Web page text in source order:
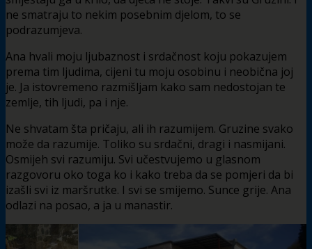
ne smatraju to nekim posebnim djelom, to se
podrazumjeva.
Ana hvali moju ljubaznost i srdačnost koju pokazujem
prema tim ljudima, cijeni tu moju osobinu i neobična joj
je. Ja istovremeno razmišljam kako sam nedostojan te
zemlje, tih ljudi, pa i nje.
Ne shvatam šta pričaju, ali ih razumijem. Gruzine svako
može da razumije. Toliko su srdačni, dragi i nasmijani.
Osmijeh svi razumiju. Svi učestvujemo u glasnom
razgovoru oko toga ko i kako treba da se pomjeri da bi
izašli svi iz maršrutke. I svi se smijemo. Sunce grije. Ana
odlazi na posao, a ja u manastir.